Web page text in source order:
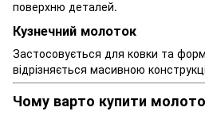
поверхню деталей.
Кузнечний молоток
Застосовується для ковки та
відрізняється масивною
Чому варто купити